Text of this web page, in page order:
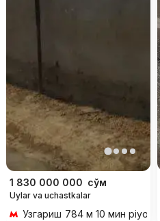
1 830 000 000 сўм
Uylar va uchastkalar
Узгариш 784 м 10 мин piyoda